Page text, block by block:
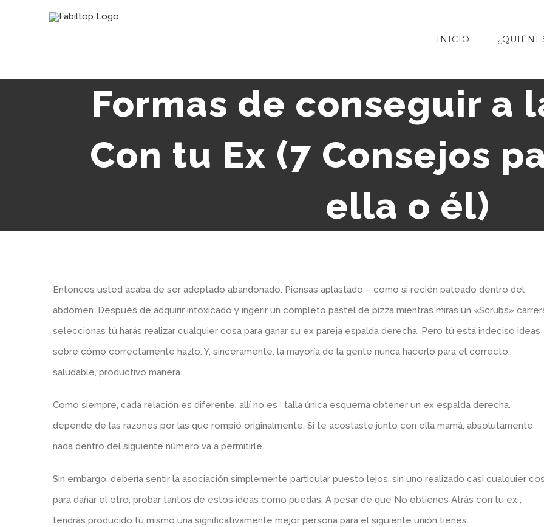
INICIO
Formas de conseguir a
Con tu Ex (7 Consejos
ella o él)
Entonces usted acaba de ser adoptado abandonado. Piensas aplastado – como si recién pateado dentro del
abdomen. Después de adquirir intoxicado y ingerir un completo pastel de pizza mientras miras un «Scrubs»
seleccionas tú harás realizar cualquier cosa para ganar su ex pareja ​​espalda derecha. Pero tú está indeciso ideas
sobre cómo correctamente hazlo. Y, sinceramente, la mayoría de la gente nunca hacerlo para el correcto,
saludable, productivo manera.
Como siempre, cada relación es diferente, allí no es ‘ talla única esquema obtener un ex espalda derecha.
depende de las razones por las que rompió originalmente. Si te acostaste junto con ella mamá, absolutamente
nada dentro del siguiente número va a permitirle.
Sin embargo, debería sentir la asociación simplemente particular puesto lejos, sin uno realizado casi cualquier
para dañar el otro, probar tantos de estos ideas como puedas. A pesar de que No obtienes Atrás con tu ex ,
tendrás producido tú mismo una significativamente mejor persona para el siguiente unión tienes.